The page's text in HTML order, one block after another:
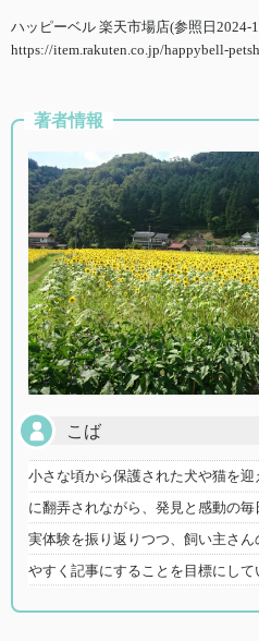
ハッピーベル 楽天市場店(参照日2024-
https://item.rakuten.co.jp/happybell-
著者情報
こば
小さな頃から保護された犬や猫を
に翻弄されながら、発見と感動の毎
実体験を振り返りつつ、飼い主さ
やすく記事にすることを目標にして